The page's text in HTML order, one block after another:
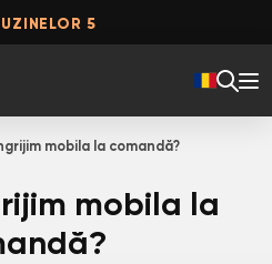
5
mobila la comandă?
mobila la